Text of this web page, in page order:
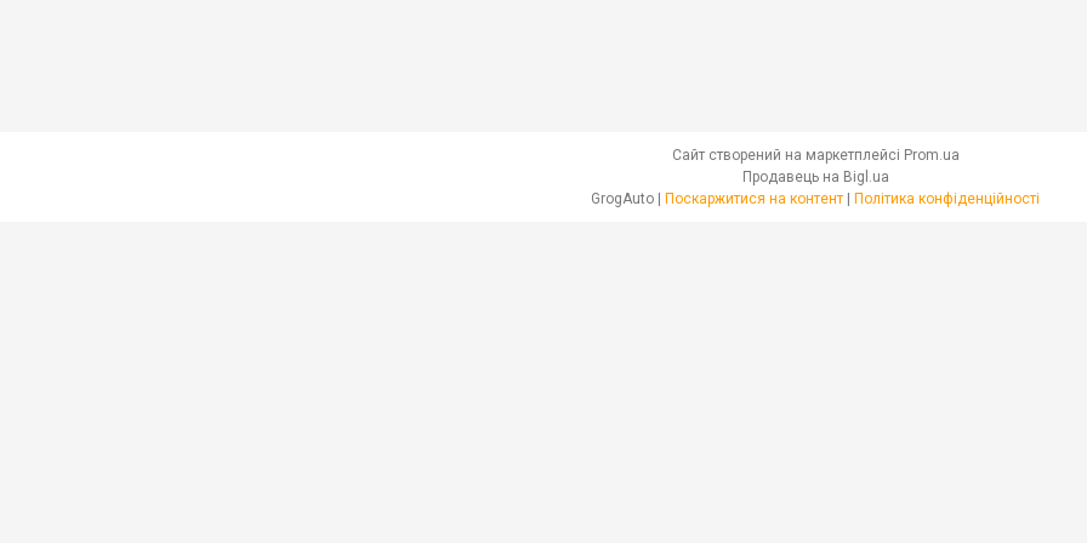
Сайт створений на маркетплейсі Prom.ua
Продавець на Bigl.ua
GrogAuto | Поскаржитися на контент | Політика конфіденційності